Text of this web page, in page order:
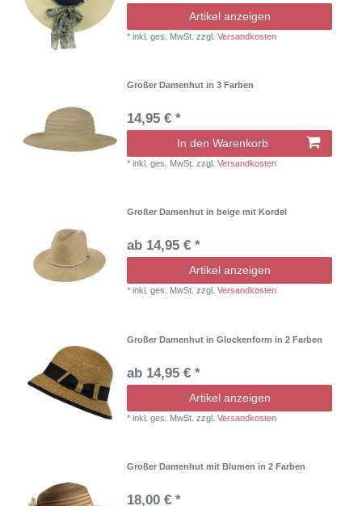
Artikel anzeigen
*inkl. ges. MwSt. zzgl.Versandkosten
Großer Damenhut in 3 Farben
14,95 € *
In den Warenkorb
*inkl. ges. MwSt. zzgl.Versandkosten
Großer Damenhut in beige mit Kordel
ab 14,95 € *
Artikel anzeigen
*inkl. ges. MwSt. zzgl.Versandkosten
Großer Damenhut in Glockenform in 2 Farben
ab 14,95 € *
Artikel anzeigen
*inkl. ges. MwSt. zzgl.Versandkosten
Großer Damenhut mit Blumen in 2 Farben
18,00 € *